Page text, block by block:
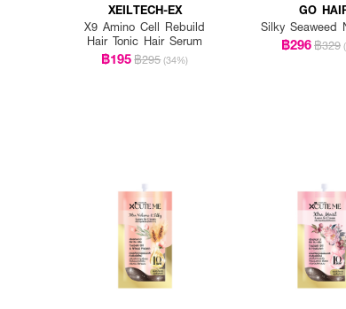
XEILTECH-EX
X9 Amino Cell Rebuild
Hair Tonic Hair Serum
฿195฿295 (34%)
GO
Silky Seaweed
฿296฿329